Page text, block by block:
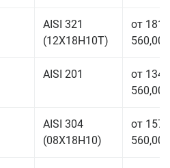
AISI 321
(12Х18Н10Т)
от 181
560,00
AISI 201
от 134
560,00
AISI 304
(08Х18Н10)
от 157
560,00